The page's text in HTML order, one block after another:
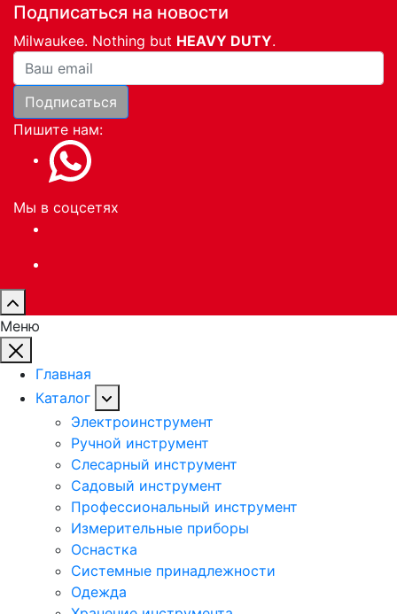
Подписаться на новости
Milwaukee. Nothing but HEAVY DUTY.
Ваша почта
Подписаться
Пишите нам:
Мы в соцсетях
Меню
Главная
Каталог
Электроинструмент
Ручной инструмент
Слесарный инструмент
Садовый инструмент
Профессиональный инструмент
Измерительные приборы
Оснастка
Системные принадлежности
Одежда